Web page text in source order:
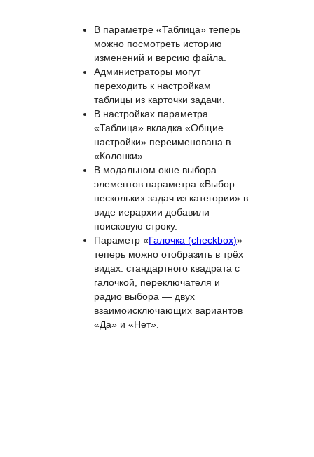
Дополнительные
параметры (ДП)
В параметре «Таблица» теперь
можно посмотреть историю
изменений и версию файла.
Администраторы могут
переходить к настройкам
таблицы из карточки задачи.
В настройках параметра
«Таблица» вкладка «Общие
настройки» переименована в
«Колонки».
В модальном окне выбора
элементов параметра «Выбор
нескольких задач из категории» в
виде иерархии добавили
поисковую строку.
Параметр «Галочка (checkbox)»
теперь можно отобразить в трёх